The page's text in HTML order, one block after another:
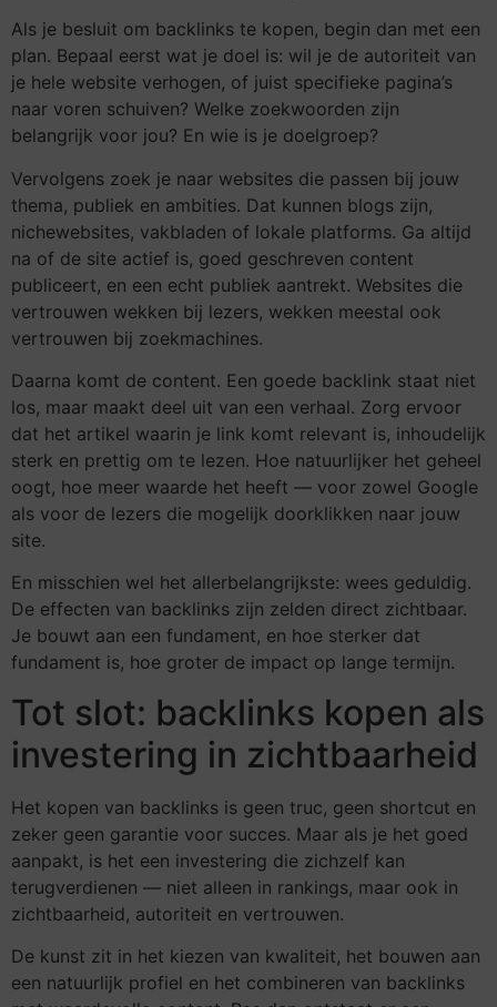
Als je besluit om backlinks te kopen, begin dan met een
plan. Bepaal eerst wat je doel is: wil je de autoriteit van
je hele website verhogen, of juist specifieke pagina’s
naar voren schuiven? Welke zoekwoorden zijn
belangrijk voor jou? En wie is je doelgroep?
Vervolgens zoek je naar websites die passen bij jouw
thema, publiek en ambities. Dat kunnen blogs zijn,
nichewebsites, vakbladen of lokale platforms. Ga altijd
na of de site actief is, goed geschreven content
publiceert, en een echt publiek aantrekt. Websites die
vertrouwen wekken bij lezers, wekken meestal ook
vertrouwen bij zoekmachines.
Daarna komt de content. Een goede backlink staat niet
los, maar maakt deel uit van een verhaal. Zorg ervoor
dat het artikel waarin je link komt relevant is, inhoudelijk
sterk en prettig om te lezen. Hoe natuurlijker het geheel
oogt, hoe meer waarde het heeft — voor zowel Google
als voor de lezers die mogelijk doorklikken naar jouw
site.
En misschien wel het allerbelangrijkste: wees geduldig.
De effecten van backlinks zijn zelden direct zichtbaar.
Je bouwt aan een fundament, en hoe sterker dat
fundament is, hoe groter de impact op lange termijn.
Tot slot: backlinks kopen als
investering in zichtbaarheid
Het kopen van backlinks is geen truc, geen shortcut en
zeker geen garantie voor succes. Maar als je het goed
aanpakt, is het een investering die zichzelf kan
terugverdienen — niet alleen in rankings, maar ook in
zichtbaarheid, autoriteit en vertrouwen.
De kunst zit in het kiezen van kwaliteit, het bouwen aan
een natuurlijk profiel en het combineren van backlinks